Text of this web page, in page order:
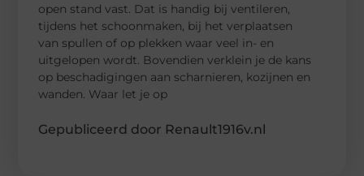
open stand vast. Dat is handig bij ventileren,
tijdens het schoonmaken, bij het verplaatsen
van spullen of op plekken waar veel in- en
uitgelopen wordt. Bovendien verklein je de kans
op beschadigingen aan scharnieren, kozijnen en
wanden. Waar let je op
Gepubliceerd door Renault1916v.nl